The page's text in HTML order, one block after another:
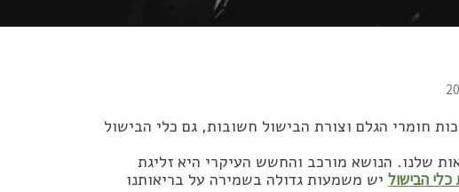
חומרי הגלם וצורת הבישול חשובות, גם כלי הבישול
שלנו. הנושא מורכב והחשש העיקרי היא זליגת
כלי הבישול יש משמעות גדולה בשמירה על בריאותנו